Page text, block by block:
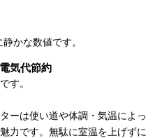
かな数値です。
気代節約
す。
ーは使い道や体調・気温によっ
力です。無駄に室温を上げずに